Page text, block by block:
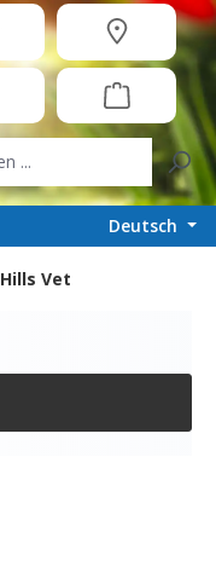
Deutsch
Hills Vet